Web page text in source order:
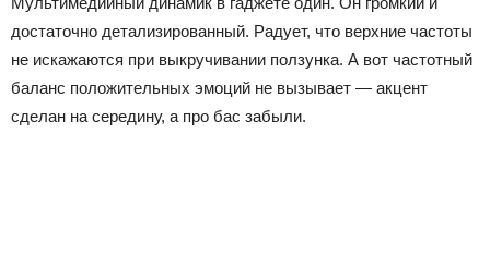
достаточно детализированный. Радует, что верхние частоты
не искажаются при выкручивании ползунка. А вот частотный
баланс положительных эмоций не вызывает — акцент
сделан на середину, а про бас забыли.